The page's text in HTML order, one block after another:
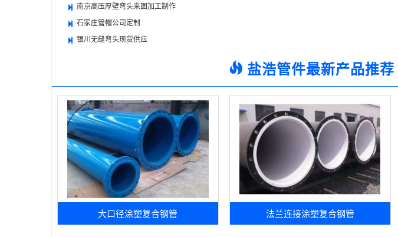
南京高压厚壁弯头来图加工制作
石家庄管帽公司定制
银川无缝弯头现货供应
盐浩管件最新产品推荐
大口径涂塑复合钢管 法兰连接涂塑复合钢管